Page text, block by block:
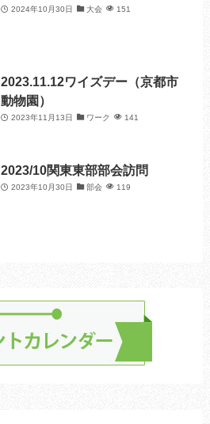
2024年10月30日 大会 151
2023.11.12ワイズデー（京都市
動物園）
2023年11月13日 ワーク 141
2023/10関東東部部会訪問
2023年10月30日 部会 119